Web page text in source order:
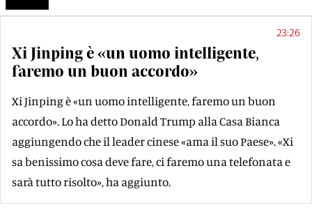
23:26
Xi Jinping è «un uomo intelligente,
faremo un buon accordo»
Xi Jinping è «un uomo intelligente, faremo un buon
accordo». Lo ha detto Donald Trump alla Casa Bianca
aggiungendo che il leader cinese «ama il suo Paese». «Xi
sa benissimo cosa deve fare, ci faremo una telefonata e
sarà tutto risolto», ha aggiunto.